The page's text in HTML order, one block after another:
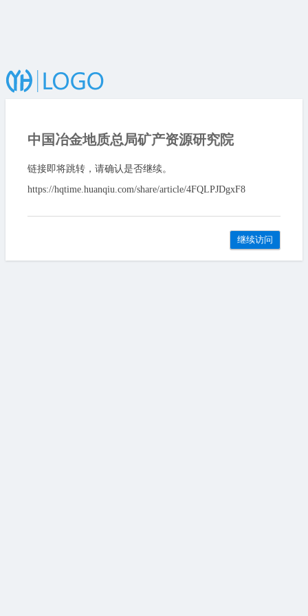
中国冶金地质总局矿产资源研究院
链接即将跳转，请确认是否继续。
https://hqtime.huanqiu.com/share/article/4FQLPJDgxF8
继续访问